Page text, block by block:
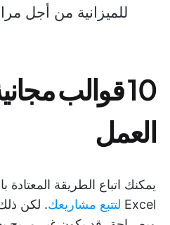
للميزانية من أجل
10 قوالب
العمل
يمكنك اتباع الطريقة
Excel لتتبع مشاريعك. لكن